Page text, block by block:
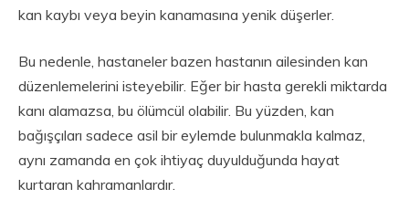
kan kaybı veya beyin kanamasına yenik düşerler.
Bu nedenle, hastaneler bazen hastanın ailesinden kan
düzenlemelerini isteyebilir. Eğer bir hasta gerekli miktarda
kanı alamazsa, bu ölümcül olabilir. Bu yüzden, kan
bağışçıları sadece asil bir eylemde bulunmakla kalmaz,
aynı zamanda en çok ihtiyaç duyulduğunda hayat
kurtaran kahramanlardır.